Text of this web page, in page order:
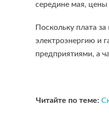
середине мая, цены
Поскольку плата
электроэнергию и
предприятиями, а
Читайте по теме: